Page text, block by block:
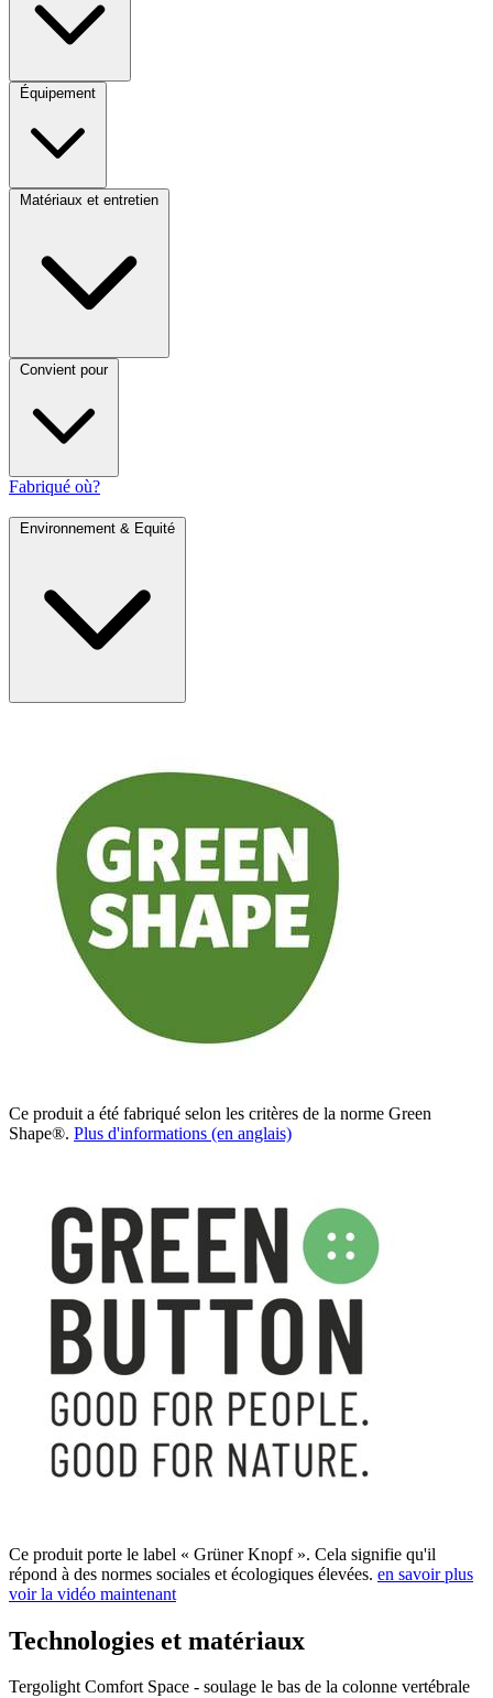
Équipement
Matériaux et entretien
Convient pour
Fabriqué où?
Environnement & Equité
Ce produit a été fabriqué selon les critères de la norme Green
Shape®. Plus d'informations (en anglais)
Ce produit porte le label « Grüner Knopf ». Cela signifie qu'il
répond à des normes sociales et écologiques élevées. en savoir plus
voir la vidéo maintenant
Technologies et matériaux
Tergolight Comfort Space - soulage le bas de la colonne vertébrale